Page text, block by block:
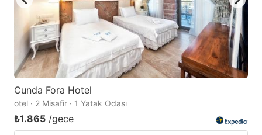
Cunda Fora Hotel
otel · 2 Misafir · 1 Yatak Odası
₺1.865 /gece